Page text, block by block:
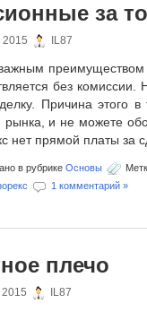
за
2015 IL87
преимуществом
без
Причина этого
рынка, и не можете
нет прямой платы за
в рубрике Основы
1 комментарий »
плечо
IL87